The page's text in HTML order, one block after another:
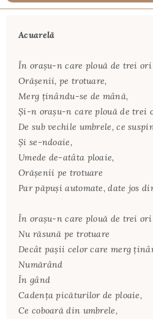
Acuarelă
În oraşu-n care plouă de trei ori
Orăşenii, pe trotuare,
Merg ţinându-se de mână,
Şi-n oraşu-n care plouă de trei
De sub vechile umbrele, ce
Şi se-ndoaie,
Umede de-atâta ploaie,
Orăşenii pe trotuare
Par păpuşi automate, date jos
În oraşu-n care plouă de trei ori
Nu răsună pe trotuare
Decât paşii celor care merg
Numărând
În gând
Cadenţa picăturilor de ploaie,
Ce coboară din umbrele,